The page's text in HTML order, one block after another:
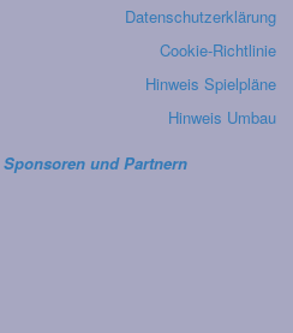
Datenschutzerklärung
Cookie-Richtlinie
Hinweis Spielpläne
Hinweis Umbau
Sponsoren und Partnern